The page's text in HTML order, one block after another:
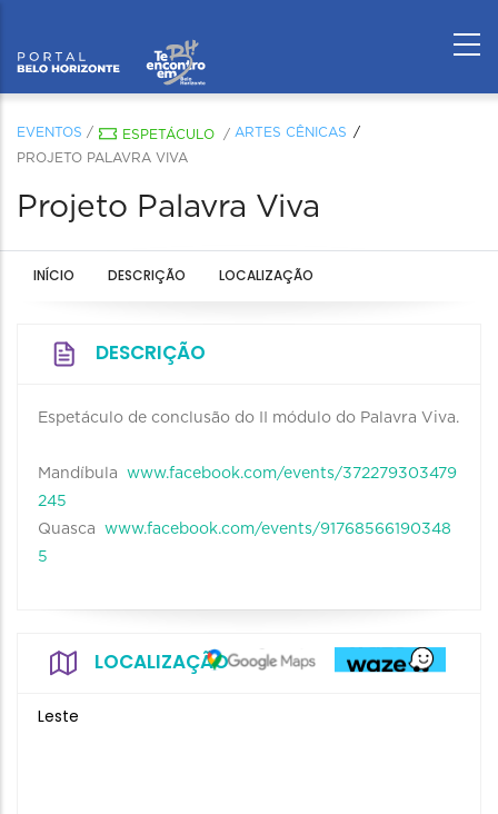
EVENTOS / ESPETÁCULO / ARTES CÊNICAS
PROJETO PALAVRA VIVA
Projeto Palavra Viva
INÍCIO DESCRIÇÃO LOCALIZAÇÃO
DESCRIÇÃO
Espetáculo de conclusão do II módulo do Palavra Viva.
Mandíbula www.facebook.com/events/372279303479
245
Quasca www.facebook.com/events/91768566190348
5
LOCALIZAÇÃO
Leste